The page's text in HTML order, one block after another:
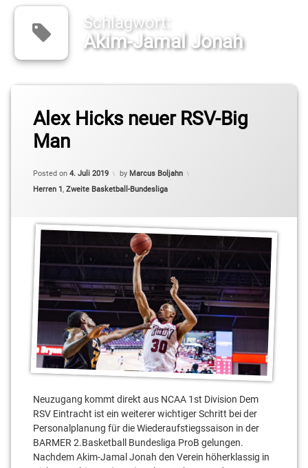
Schlagwort:
Akim-Jamal Jonah
Alex Hicks neuer RSV-Big
Man
Posted on 4. Juli 2019
Updated on4. Juli 2019
by Marcus Boljahn
Categories:
Herren 1, Zweite Basketball-Bundesliga
Neuzugang kommt direkt aus NCAA 1st Division Dem
RSV Eintracht ist ein weiterer wichtiger Schritt bei der
Personalplanung für die Wiederaufstiegssaison in der
BARMER 2.Basketball Bundesliga ProB gelungen.
Nachdem Akim-Jamal Jonah den Verein höherklassig in
2.
Basketball-
Bundesliga
Pro B
Akim-
Jamal
Hicks
Joshua
Bothe
Kai
Buchmann
Karolis
Babkauskas
Leo
Hampl
Matt